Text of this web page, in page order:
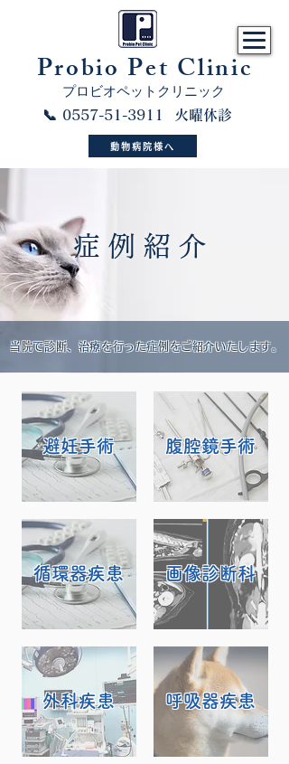
​Probio Pet Clinic
プロビオペットクリニック
📞 0557-51-3911 火曜休診
動物病院様へ
症例紹介
当院で診断、治療を行った症例をご紹介いたします。
​避妊手術
循環器疾患
外科疾患
腹腔鏡手術
画像診断科
呼吸器疾患